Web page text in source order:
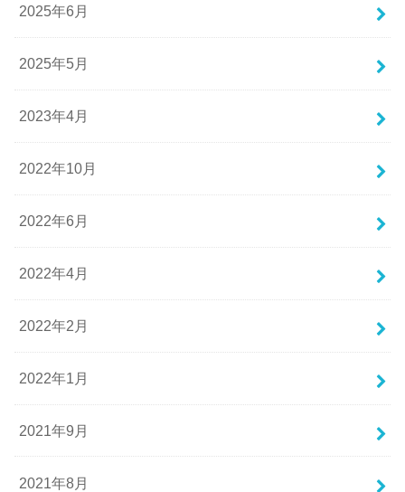
2025年6月
2025年5月
2023年4月
2022年10月
2022年6月
2022年4月
2022年2月
2022年1月
2021年9月
2021年8月